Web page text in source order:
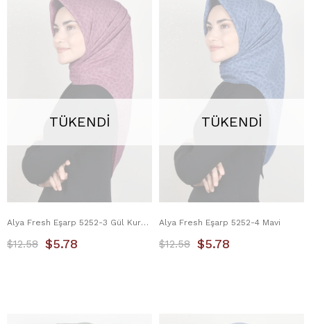
TÜKENDI
Alya Fresh Eşarp 5252-3 Gül Kurusu
$5.78
$12.58
TÜKENDI
Alya Fresh Eşarp 5252-4 Mavi
$5.78
$12.58